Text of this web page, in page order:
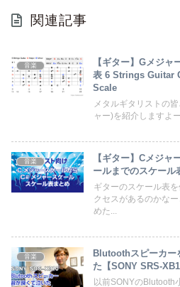
関連記事
音楽
【ギター】Gメジ
表 6 Strings Guitar G Major Scale / E Minor
Scale
メタルギタリストの
ャー)を紹介しますよ
音楽
【ギター】Cメジャ
ールまでのスケール
ギターのスケール表
クセスがあるのかな
めた...
音楽
Blutoothスピーカー
た【SONY SRS-
以前SONYのBlutooth